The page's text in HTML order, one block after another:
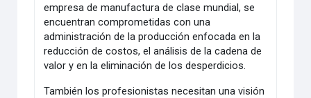
empresa de manufactura de clase mundial, se
encuentran comprometidas con una
administración de la producción enfocada en la
reducción de costos, el análisis de la cadena de
valor y en la eliminación de los desperdicios.
También los profesionistas necesitan una visión